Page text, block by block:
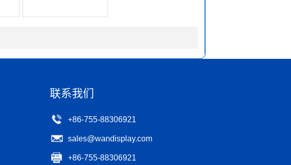
联系我们
+86-755-88306921
sales@wandisplay.com
+86-755-88306921